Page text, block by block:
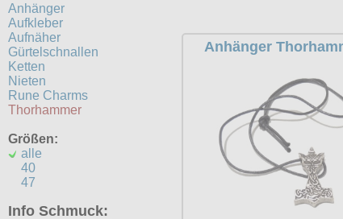
Anhänger
Aufkleber
Aufnäher
Gürtelschnallen
Ketten
Nieten
Rune Charms
Thorhammer
Größen:
alle
40
47
Info Schmuck:
Anhänger